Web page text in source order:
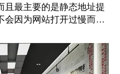
且最主要的是静态地址提
会因为网站打开过慢而影
会留不住客户了。